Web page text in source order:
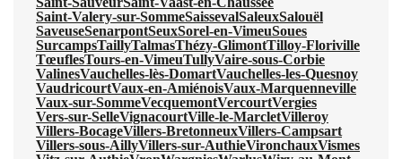
Saint-Valery-sur-SommeSaissevalSaleuxSalouël
SaveuseSenarpontSeuxSorel-en-VimeuSoues
SurcampsTaillyTalmasThézy-GlimontTilloy-Floriville
TœuflesTours-en-VimeuTullyVaire-sous-Corbie
ValinesVauchelles-lès-DomartVauchelles-les-Quesnoy
VaudricourtVaux-en-AmiénoisVaux-Marquenneville
Vaux-sur-SommeVecquemontVercourtVergies
Vers-sur-SelleVignacourtVille-le-MarcletVilleroy
Villers-BocageVillers-BretonneuxVillers-Campsart
Villers-sous-AillyVillers-sur-AuthieVironchauxVismes